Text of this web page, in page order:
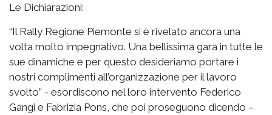
Le Dichiarazioni:
“Il Rally Regione Piemonte si è rivelato ancora una
volta molto impegnativo. Una bellissima gara in tutte le
sue dinamiche e per questo desideriamo portare i
nostri complimenti all’organizzazione per il lavoro
svolto” - esordiscono nel loro intervento Federico
Gangi e Fabrizia Pons, che poi proseguono dicendo –